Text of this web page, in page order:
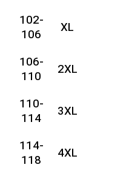
XL
102-
106
2XL
106-
110
3XL
110-
114
4XL
114-
118